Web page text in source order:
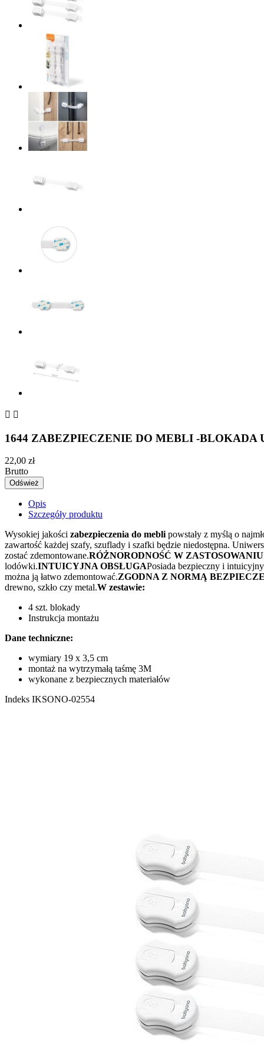
 
1644 ZABEZPIECZENIE DO MEBLI -BLOKADA
22,00 zł
Brutto
Opis
Szczegóły produktu
Wysokiej jakości zabezpieczenia do meblipowstały z myślą o
zawartość każdej szafy, szuflady i szafki będzie niedostępna.
zostać zdemontowane.RÓŻNORODNOŚĆ W ZASTOSOWANIU
lodówki.INTUICYJNA OBSŁUGAPosiada bezpieczny i
można ją łatwo zdemontować.ZGODNA Z NORMĄ
drewno, szkło czy metal.W zestawie:
4 szt. blokady
Instrukcja montażu
Dane techniczne:
wymiary 19 x 3,5 cm
montaż na wytrzymałą taśmę 3M
wykonane z bezpiecznych materiałów
Indeks IKSONO-02554